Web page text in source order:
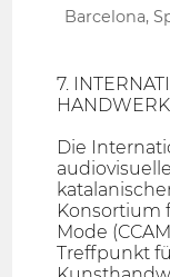
Barcelona,
7.
Die
Konsortium
Mode
Treffpunkt